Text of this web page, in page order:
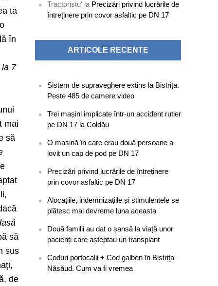
ta
în
la 7
mai
să
să
sus
de
Tractoristu' la Precizări privind lucrările de
întreținere prin covor asfaltic pe DN 17
ARTICOLE RECENTE
Sistem de supraveghere extins la Bistrița.
Peste 485 de camere video
Trei mașini implicate într-un accident rutier
pe DN 17 la Coldău
O mașină în care erau două persoane a
lovit un cap de pod pe DN 17
Precizări privind lucrările de întreținere
prin covor asfaltic pe DN 17
Alocațiile, indemnizațiile și stimulentele se
plătesc mai devreme luna aceasta
Două familii au dat o șansă la viață unor
pacienți care așteptau un transplant
Coduri portocalii + Cod galben în Bistrița-
Năsăud. Cum va fi vremea